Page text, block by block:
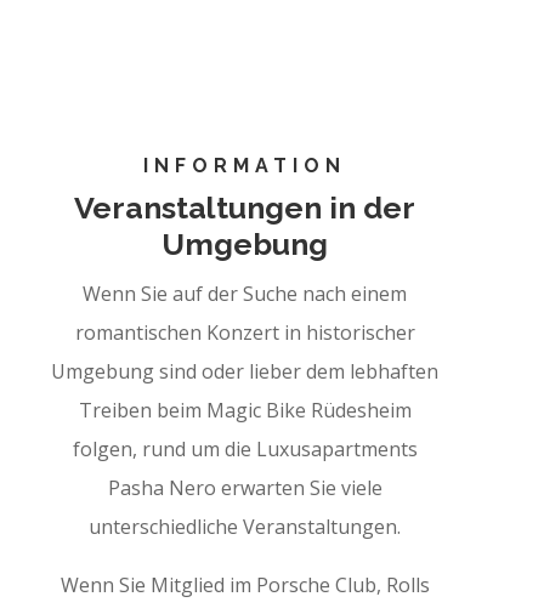
INFORMATION
Veranstaltungen in der
Umgebung
Wenn Sie auf der Suche nach einem
romantischen Konzert in historischer
Umgebung sind oder lieber dem lebhaften
Treiben beim Magic Bike Rüdesheim
folgen, rund um die Luxusapartments
Pasha Nero erwarten Sie viele
unterschiedliche Veranstaltungen.
Wenn Sie Mitglied im Porsche Club, Rolls